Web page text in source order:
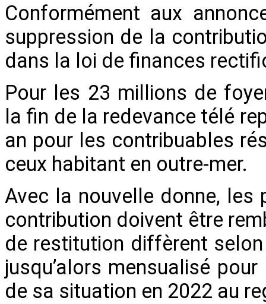
Conformément aux
suppression de la
dans la loi de finances
Pour les 23 millions de
la fin de la redevance télé
an pour les contribuables
ceux habitant en outre-mer.
Avec la nouvelle donne,
contribution doivent être
de restitution diffèrent
jusqu’alors mensualisé
de sa situation en 2022 au